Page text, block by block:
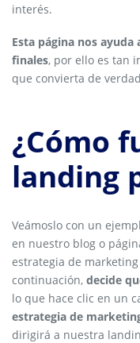
interés.
Esta página nos
finales, por ello es tan
que convierta de
¿Cómo
landing
Veámoslo con un
en nuestro blog o
estrategia de
continuación, decide
lo que hace clic en un
estrategia de
dirigirá a nuestra